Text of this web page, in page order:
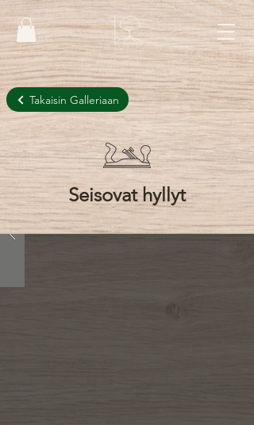
Takaisin Galleriaan
Seisovat hyllyt